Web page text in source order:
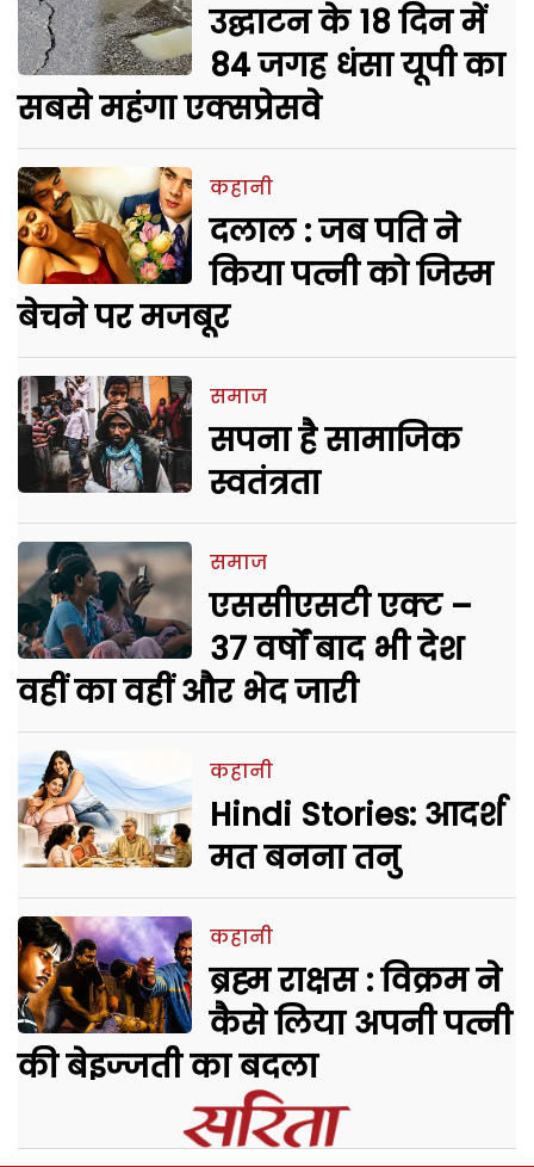
उद्घाटन के 18 दिन में
84 जगह धंसा यूपी का
सबसे महंगा एक्सप्रेसवे
कहानी
दलाल : जब पति ने
किया पत्नी को जिस्म
बेचने पर मजबूर
समाज
सपना है सामाजिक
स्वतंत्रता
समाज
एससीएसटी एक्ट –
37 वर्षों बाद भी देश
वहीं का वहीं और भेद जारी
कहानी
Hindi Stories: आदर्श
मत बनना तनु
कहानी
ब्रह्म राक्षस : विक्रम ने
कैसे लिया अपनी पत्नी
की बेइज्जती का बदला